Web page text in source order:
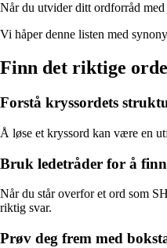
Når du utvider ditt ordforråd
Vi håper denne listen med
Finn det riktige
Forstå kryssordets
Å løse et kryssord kan være en
Bruk ledetråder for å
Når du står overfor et ord som
riktig svar.
Prøv deg frem med